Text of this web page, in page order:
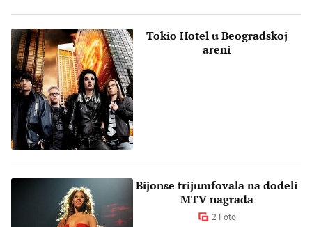
Tokio Hotel u Beogradskoj
areni
Bijonse trijumfovala na dodeli
MTV nagrada
2 Foto